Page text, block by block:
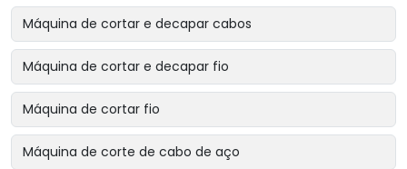
Máquina de cortar e decapar cabos
Máquina de cortar e decapar fio
Máquina de cortar fio
Máquina de corte de cabo de aço